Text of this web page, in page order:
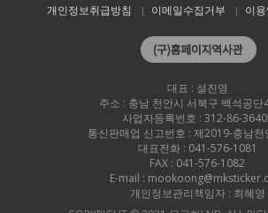
- 보존 항목 : 이름 ,이메일
- 보존 기간 : 이용자의 정보 폐기 요청이 있을 때까지
* 대금결제 및 재화 등의 공급에 관한 기록 : 5년 (전
비자보호에 관한 법률)
* 소비자의 불만 또는 분쟁처리에 관한 기록 : 3년 (
■ 개인정보의 파기절차 및 방법
개인정보취급방침 이메일수집거부 이
대표 : 설진영
주소 : 충남 천안시 서북구 백석공단
사업자등록번호 : 312-86-
통신판매업 신고번호 : 제2019-충남천
대표전화 : 041-576-1081
FAX : 041-576-1082
E-mail :
개인정보관리책임자 : 최혜영